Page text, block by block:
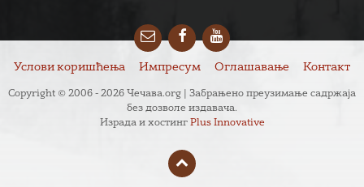
EmailFacebookYouTube
Услови коришћења Импресум Оглашавање Контакт
Copyright © 2006 - 2026 Чечава.org | Забрањено преузимање садржаја
без дозволе издавача.
Израда и хостинг Plus Innovative